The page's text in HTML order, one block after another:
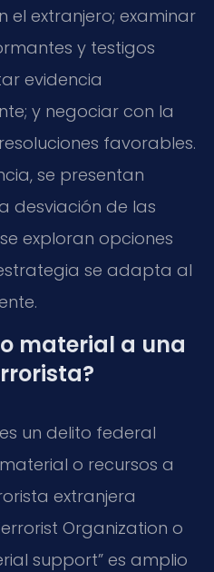
el extranjero; examinar
y testigos
evidencia
y negociar con la
favorables.
se presentan
desviación de las
exploran opciones
se adapta al
material a una
es un delito federal
o recursos a
extranjera
Organization o
support” es amplio